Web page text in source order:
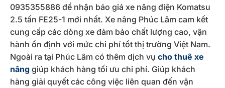
0935355886 để nhận báo giá xe nâng điện Komatsu
2.5 tấn FE25-1 mới nhất. Xe nâng Phúc Lâm cam kết
cung cấp các dòng xe đảm bảo chất lượng cao, vận
hành ổn định với mức chi phí tốt thị trường Việt Nam.
Ngoài ra tại Phúc Lâm có thêm dịch vụ cho thuê xe
nâng giúp khách hàng tối ưu chi phí. Giúp khách
hàng giải quyết các công việc liên quan đến vận